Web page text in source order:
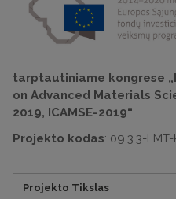
tarptautiniame kongrese
on Advanced Materials
2019, ICAMSE-2019“
Projekto kodas: 09.3.3-
Projekto Tikslas